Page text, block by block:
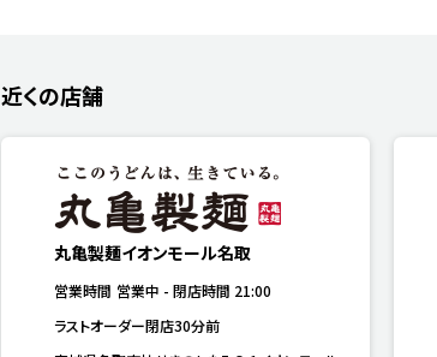
近くの店舗
丸亀製麺イオンモール名取
営業時間 営業中 - 閉店時間 21:00
ラストオーダー閉店30分前